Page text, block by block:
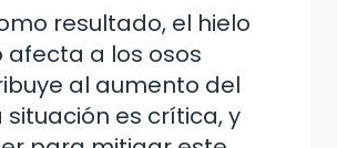
resultado, el hielo
afecta a los osos
al aumento del
es crítica, y